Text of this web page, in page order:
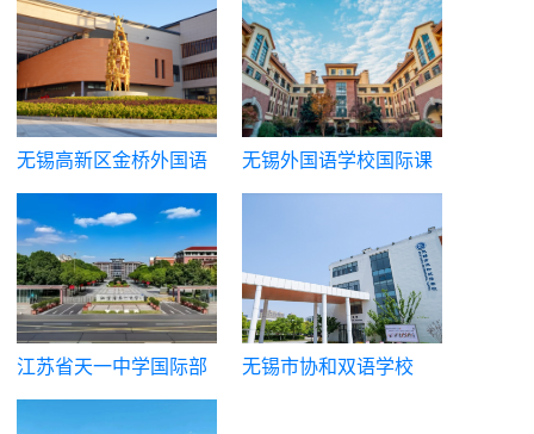
无锡高新区金桥外国语
学校|金桥剑桥高中国际
课程中心
无锡外国语学校国际课
程中心
江苏省天一中学国际部 无锡市协和双语学校